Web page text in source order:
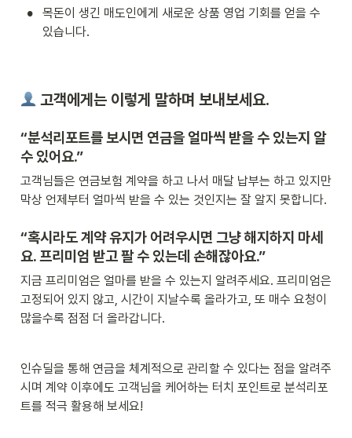
•
목돈이 생긴 매도인에게 새로운 상품 영업 기회를 얻을 수
있습니다.
고객에게는 이렇게 말하며 보내보세요.
“분석리포트를 보시면 연금을 얼마씩 받을 수 있는지 알
수 있어요.”
고객님들은 연금보험 계약을 하고 나서 매달 납부는 하고 있지만
막상 언제부터 얼마씩 받을 수 있는 것인지는 잘 알지 못합니다.
“혹시라도 계약 유지가 어려우시면 그냥 해지하지 마세
요. 프리미엄 받고 팔 수 있는데 손해잖아요.”
지금 프리미엄은 얼마를 받을 수 있는지 알려주세요. 프리미엄은
고정되어 있지 않고, 시간이 지날수록 올라가고, 또 매수 요청이
많을수록 점점 더 올라갑니다.
인슈딜을 통해 연금을 체계적으로 관리할 수 있다는 점을 알려주
시며 계약 이후에도 고객님을 케어하는 터치 포인트로 분석리포
트를 적극 활용해 보세요!